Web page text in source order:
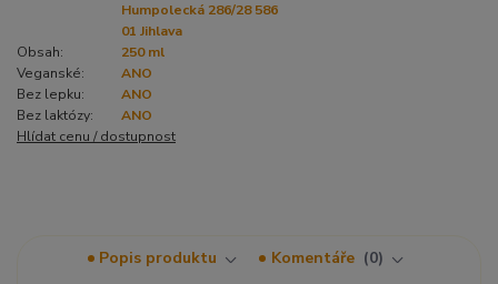
Humpolecká 286/28 586
01 Jihlava
Obsah:
250 ml
Veganské:
ANO
Bez lepku:
ANO
Bez laktózy:
ANO
Hlídat cenu / dostupnost
Popis produktu Komentáře
0